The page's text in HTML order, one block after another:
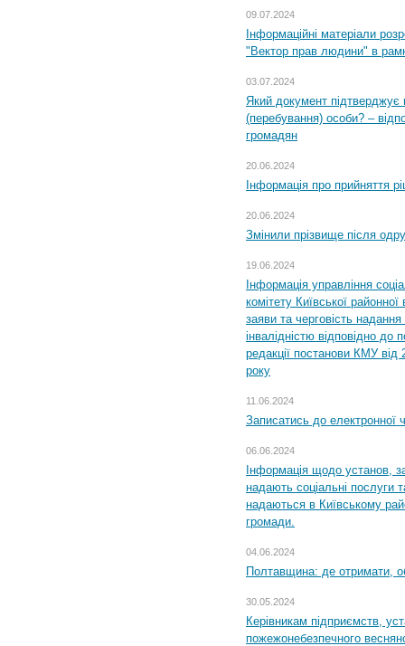
09.07.2024
Інформаційні матеріали
"Вектор прав людини" в
03.07.2024
Який документ підтверджує
(перебування) особи? –
громадян
20.06.2024
Інформація про прийняття
20.06.2024
Змінили прізвище після
19.06.2024
Інформація управління
комітету Київської
заяви та черговість надання
інвалідністю відповідно
редакції постанови КМУ
року
11.06.2024
Записатись до електронної
06.06.2024
Інформація щодо установ,
надають соціальні послуги
надаються в Київському
громади.
04.06.2024
Полтавщина: де отримати,
30.05.2024
Керівникам підприємств,
пожежонебезпечного